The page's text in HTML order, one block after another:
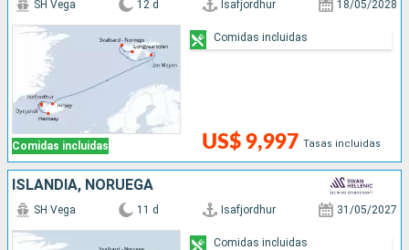
Comidas incluidas
SH Vega 12 d Isafjordhur 18/05/2028
US$ 9,997 Tasas incluidas
Comidas incluidas
ISLANDIA, NORUEGA
SH Vega 11 d Isafjordhur 31/05/2027
Comidas incluidas